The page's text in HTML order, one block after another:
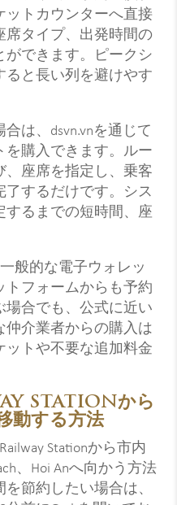
ットカウンターへ直接
席タイプ、出発時間の
ができます。ピークシ
ると長い列を避けやす
は、dsvn.vnを通じて
を購入できます。ルー
、座席を指定し、乗客
するだけです。シス
するまでの短時間、座
般的な電子ウォレッ
トフォームからも予約
場合でも、公式に近い
仲介業者からの購入は
ットや不要な追加料金
STATIONから
動する方法
Stationから市内
、Hoi Anへ向かう方法
節約したい場合は、